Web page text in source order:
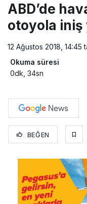
ABD’de
otoyola iniş
12 Ağustos 2018, 14:45
Okuma süresi
0dk, 34sn
BEĞEN